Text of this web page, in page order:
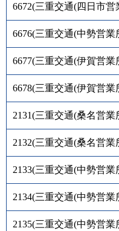
6672(三重交通(四日市営
6676(三重交通(中勢営業
6677(三重交通(伊賀営業
6678(三重交通(伊賀営業
2131(三重交通(桑名営業
2132(三重交通(桑名営業
2133(三重交通(中勢営業
2134(三重交通(中勢営業
2135(三重交通(中勢営業